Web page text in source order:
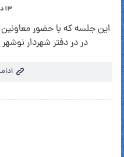
۱۳ دی ۱۴۰۳
این جلسه که با حضور
در در دفتر شهردار